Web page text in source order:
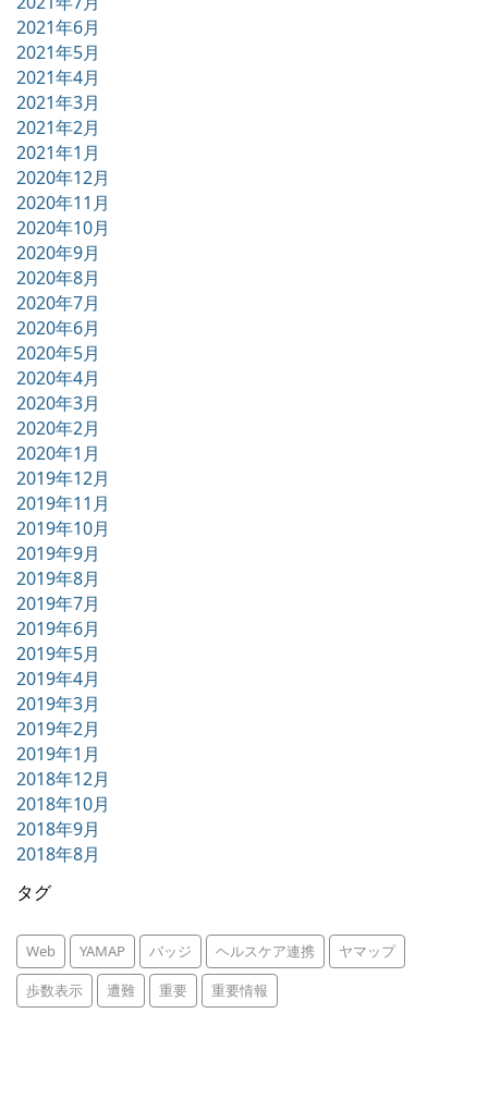
2021年6月
2021年5月
2021年4月
2021年3月
2021年2月
2021年1月
2020年12月
2020年11月
2020年10月
2020年9月
2020年8月
2020年7月
2020年6月
2020年5月
2020年4月
2020年3月
2020年2月
2020年1月
2019年12月
2019年11月
2019年10月
2019年9月
2019年8月
2019年7月
2019年6月
2019年5月
2019年4月
2019年3月
2019年2月
2019年1月
2018年12月
2018年10月
2018年9月
2018年8月
タグ
Web YAMAP バッジ ヘルスケア連携
ヤマップ
歩数表示
遭難 重要 重要情報